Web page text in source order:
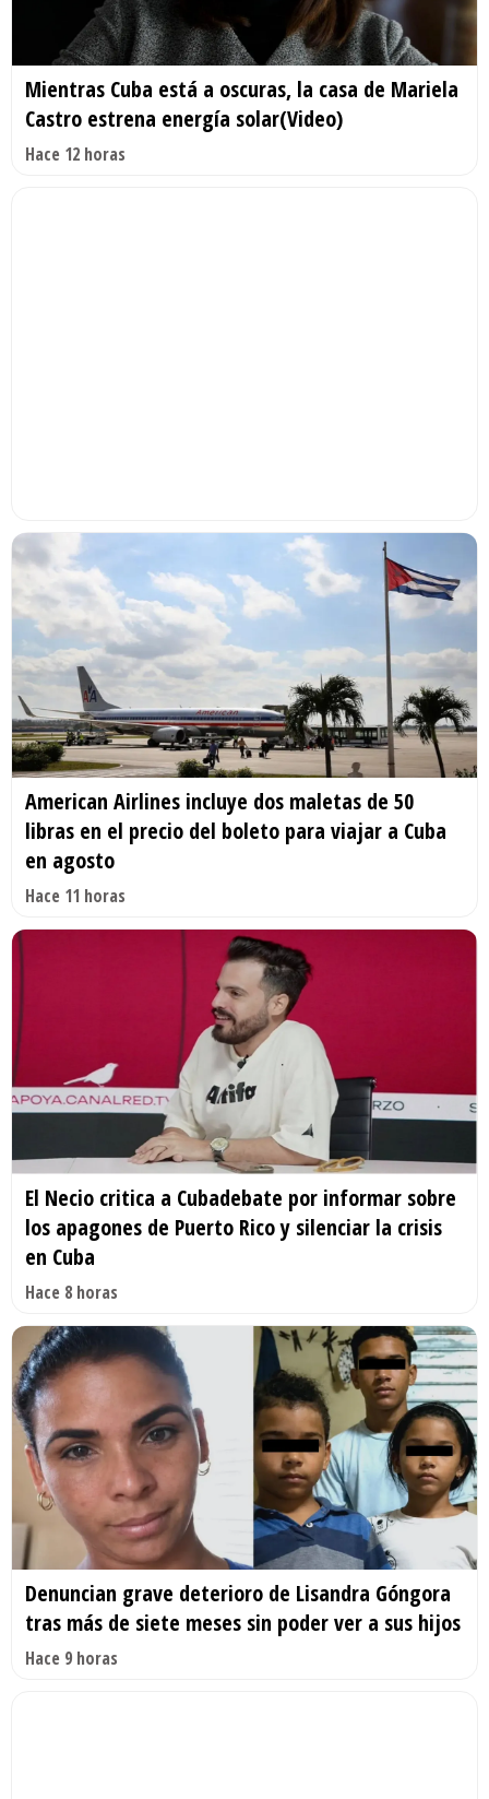
Mientras Cuba está a oscuras, la casa de Mariela
Castro estrena energía solar(Video)
Hace 12 horas
American Airlines incluye dos maletas de 50
libras en el precio del boleto para viajar a Cuba
en agosto
Hace 11 horas
El Necio critica a Cubadebate por informar sobre
los apagones de Puerto Rico y silenciar la crisis
en Cuba
Hace 8 horas
Denuncian grave deterioro de Lisandra Góngora
tras más de siete meses sin poder ver a sus hijos
Hace 9 horas